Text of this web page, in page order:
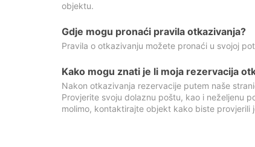
objektu.
Gdje mogu pronaći pravila otkazivanja?
Pravila o otkazivanju možete pronaći u svojoj
Kako mogu znati je li moja rezervacija
Nakon otkazivanja rezervacije putem naše
Provjerite svoju dolaznu poštu, kao i neželjenu
molimo, kontaktirajte objekt kako biste provjerili